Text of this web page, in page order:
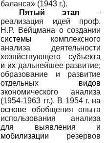
баланса» (1943 г.).
Пятый этап–
реализация идей проф.
Н.Р. Вейцмана о создании
системы комплексного
анализа деятельности
хозяйствующегосубъекта
и их дальнейшее развитие;
образование и развитие
отдельных видов
экономического анализа
(1954-1963 гг.). В 1954 г. на
основе обобщения опыта
использования анализа
для выявления и
мобилизации резервов